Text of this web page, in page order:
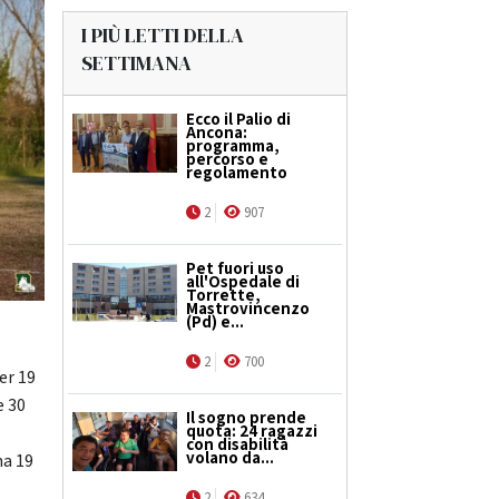
19
30
19
I PIÙ LETTI DELLA
SETTIMANA
Ecco il Palio di
Ancona:
programma,
percorso e
regolamento
2 907
Pet fuori uso
all'Ospedale di
Torrette,
Mastrovincenzo
(Pd) e...
2 700
Il sogno prende
quota: 24 ragazzi
con disabilità
volano da...